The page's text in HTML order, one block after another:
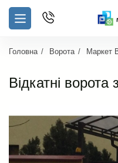
Головна Ворота Маркет
Відкатні ворота